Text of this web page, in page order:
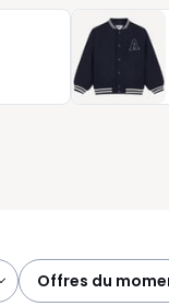
offres du